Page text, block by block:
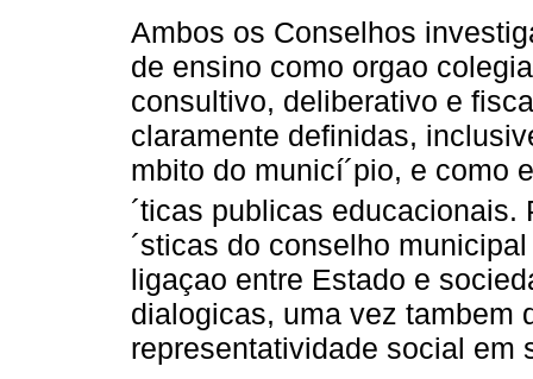
Ambos os Conselhos
de ensino como orgao
consultivo, deliberativo e
claramente definidas,
mbito do municí´pio, e como
´ticas publicas educacionais.
´sticas do conselho
ligaçao entre Estado e
dialogicas, uma vez tambem
representatividade social em